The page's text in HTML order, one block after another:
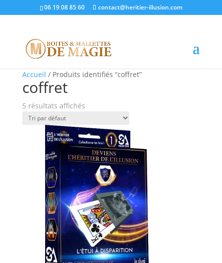
06 19 08 85 60 contact@heritier-illusion.com
Accueil / Produits identifiés “coffret”
coffret
5 résultats affichés
Promo !
Promo !
Promo !
Promo !
Promo !